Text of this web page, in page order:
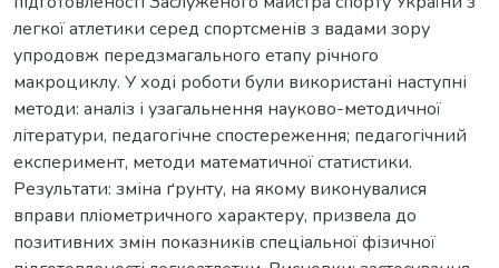
легкої атлетики серед спортсменів з вадами зору
упродовж передзмагального етапу річного
макроциклу. У ході роботи були використані наступні
методи: аналіз і узагальнення науково-методичної
літератури, педагогічне спостереження; педагогічний
експеримент, методи математичної статистики.
Результати: зміна ґрунту, на якому виконувалися
вправи пліометричного характеру, призвела до
позитивних змін показників спеціальної фізичної